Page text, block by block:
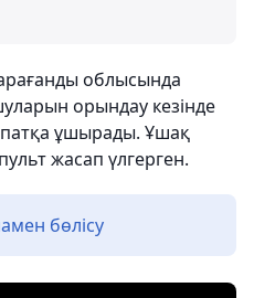
облысында
орындау кезінде
ұшырады. Ұшақ
жасап үлгерген.
бөлісу